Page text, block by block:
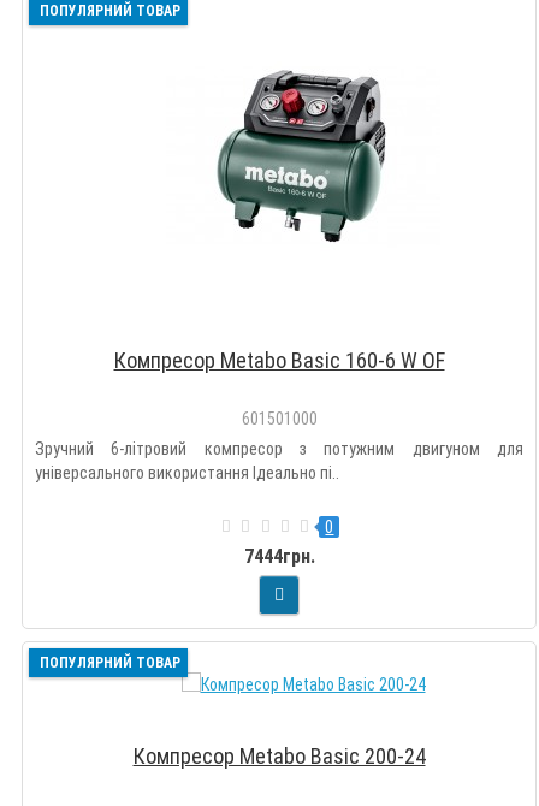
ПОПУЛЯРНИЙ ТОВАР
Компресор Metabo Basic 160-6 W OF
601501000
Зручний 6-літровий компресор з потужним двигуном для
універсального використання Ідеально пі..
0
7444грн.
ПОПУЛЯРНИЙ ТОВАР
Компресор Metabo Basic 200-24